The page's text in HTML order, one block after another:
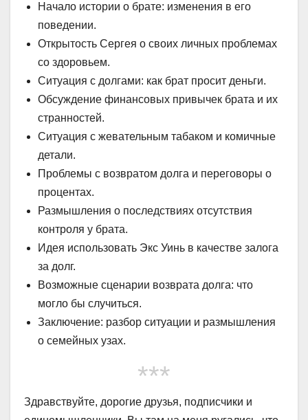
Начало истории о брате: изменения в его
поведении.
Открытость Сергея о своих личных проблемах
со здоровьем.
Ситуация с долгами: как брат просит деньги.
Обсуждение финансовых привычек брата и их
странностей.
Ситуация с жевательным табаком и комичные
детали.
Проблемы с возвратом долга и переговоры о
процентах.
Размышления о последствиях отсутствия
контроля у брата.
Идея использовать Экс Уинь в качестве залога
за долг.
Возможные сценарии возврата долга: что
могло бы случиться.
Заключение: разбор ситуации и размышления
о семейных узах.
***
Здравствуйте, дорогие друзья, подписчики и